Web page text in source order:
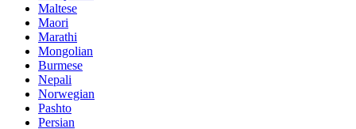
Maltese
Maori
Marathi
Mongolian
Burmese
Nepali
Norwegian
Pashto
Persian